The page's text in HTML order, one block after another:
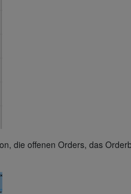
die offenen Orders, das